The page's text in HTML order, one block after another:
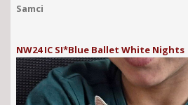
Samci
NW24 IC SI*Blue Ballet White Nights